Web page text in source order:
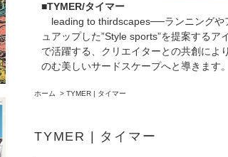
■TYMER/タイマー
leading to thirdscapes──ランニングや
ュアップした”Style sports”を提案する
で活躍する、クリエイターとの共創によ
のむ美しいサードスケープへと導きます。
ホーム > TYMER | タイマー
TYMER | タイマー